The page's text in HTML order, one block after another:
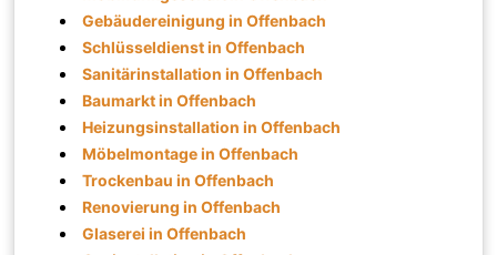
Gebäudereinigung in Offenbach
Schlüsseldienst in Offenbach
Sanitärinstallation in Offenbach
Baumarkt in Offenbach
Heizungsinstallation in Offenbach
Möbelmontage in Offenbach
Trockenbau in Offenbach
Renovierung in Offenbach
Glaserei in Offenbach